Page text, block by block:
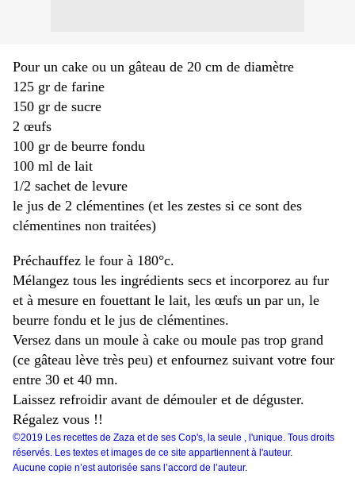
Pour un cake ou un gâteau de 20 cm de diamètre
125 gr de farine
150 gr de sucre
2 œufs
100 gr de beurre fondu
100 ml de lait
1/2 sachet de levure
le jus de 2 clémentines (et les zestes si ce sont des
clémentines non traitées)
Préchauffez le four à 180°c.
Mélangez tous les ingrédients secs et incorporez au fur
et à mesure en fouettant le lait, les œufs un par un, le
beurre fondu et le jus de clémentines.
Versez dans un moule à cake ou moule pas trop grand
(ce gâteau lève très peu) et enfournez suivant votre four
entre 30 et 40 mn.
Laissez refroidir avant de démouler et de déguster.
Régalez vous !!
©2019 Les recettes de Zaza et de ses Cop's, la seule , l'unique. Tous droits
réservés. Les textes et images de ce site appartiennent à l'auteur.
Aucune copie n’est autorisée sans l’accord de l’auteur.